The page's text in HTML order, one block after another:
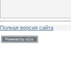
Полная версия сайта